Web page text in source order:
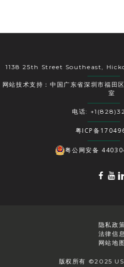
1138 25th Street Southeast,
网站技术支持：中国广东省深圳市福田
室
电话:
粤ICP备
粤公网安备
版权所有 ©2025
隐私政
法律信息
网站地图